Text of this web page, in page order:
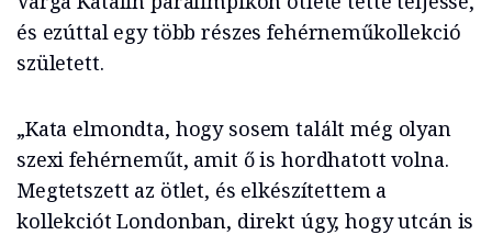
és ezúttal egy több részes fehérneműkollekció
született.
„Kata elmondta, hogy sosem talált még olyan
szexi fehérneműt, amit ő is hordhatott volna.
Megtetszett az ötlet, és elkészítettem a
kollekciót Londonban, direkt úgy, hogy utcán is